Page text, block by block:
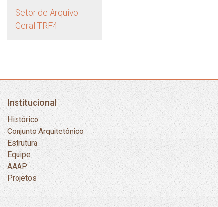
Setor de Arquivo-
Geral TRF4
Institucional
Histórico
Conjunto Arquitetônico
Estrutura
Equipe
AAAP
Projetos